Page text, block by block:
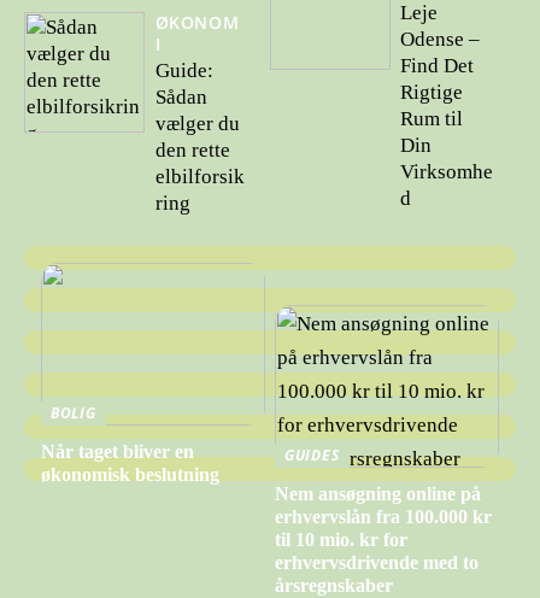
ØKONOM
I
Guide:
Sådan
vælger du
den rette
elbilforsik
ring
Leje
Odense –
Find Det
Rigtige
Rum til
Din
Virksomhe
d
BOLIG
Når taget bliver en
økonomisk beslutning
GUIDES
Nem ansøgning online på
erhvervslån fra 100.000 kr
til 10 mio. kr for
erhvervsdrivende med to
årsregnskaber